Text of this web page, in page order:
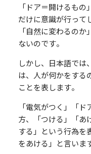
「ドア＝開けるも
だけに意識が行って
「自然に変わるの
ないのです。
しかし、日本語では
は、人が何かをする
ことを表します。
「電気がつく」「
方、「つける」「あ
する」という行為を
をあける」と言いま